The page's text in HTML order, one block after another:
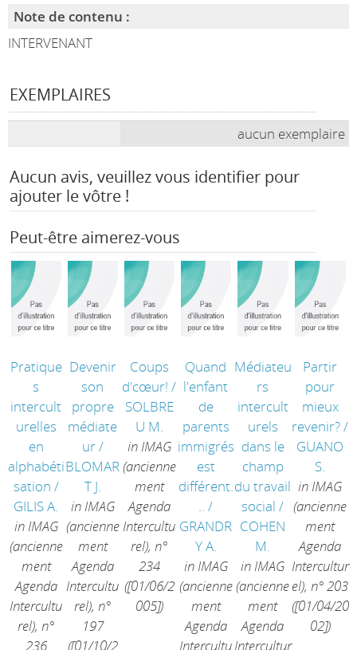
Note de contenu :
INTERVENANT
EXEMPLAIRES
aucun exemplaire
Aucun avis, veuillez vous identifier pour
ajouter le vôtre !
Peut-être aimerez-vous
Pratique
s
intercult
urelles
en
alphabéti
sation /
GILIS A.
in IMAG
(ancienne
ment
Agenda
Intercultu
rel), n°
236
Devenir
son
propre
médiate
ur/
BLOMAR
T J.
in IMAG
(ancienne
ment
Agenda
Intercultu
rel), n°
197
([01/10/2
Coups
d'cœur! /
SOLBRE
U M.
in IMAG
(ancienne
ment
Agenda
Intercultu
rel), n°
234
([01/06/2
005])
Quand
l'enfant
de
parents
immigrés
est
différent.
.. /
GRANDR
Y A.
in IMAG
(ancienne
ment
Agenda
Intercultu
Médiateu
rs
intercult
urels
dans le
champ
du travail
social /
COHEN
M.
in IMAG
(ancienne
ment
Agenda
Intercultur
Partir
pour
mieux
revenir?/
GUANO
S.
in IMAG
(ancienne
ment
Agenda
Intercultur
el), n° 203
([01/04/20
02])